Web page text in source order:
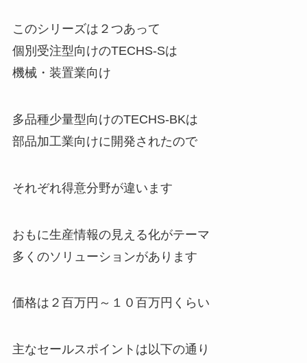
このシリーズは２つあって
個別受注型向けのTECHS-Sは
機械・装置業向け
多品種少量型向けのTECHS-BKは
部品加工業向けに開発されたので
それぞれ得意分野が違います
おもに生産情報の見える化がテーマ
多くのソリューションがあります
価格は２百万円～１０百万円くらい
主なセールスポイントは以下の通り